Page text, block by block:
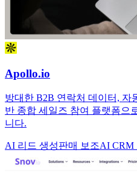
Apollo.io
방대한 B2B 연락처 데이터, 자
반 종합 세일즈 참여 플랫폼으
니다.
AI 리드 생성판매 보조AI CRM